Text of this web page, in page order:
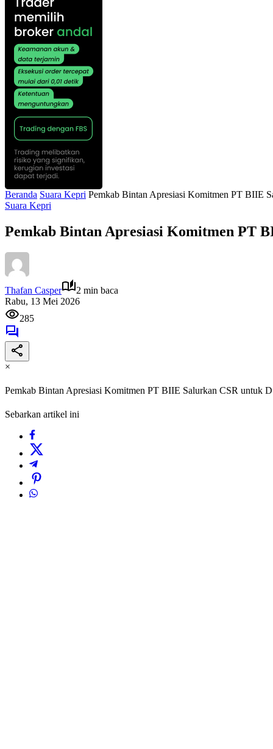
Beranda Suara Kepri Pemkab Bintan Apresiasi Komitmen PT BIIE
Suara Kepri
Pemkab Bintan Apresiasi Komitmen PT
Thafan Casper
2 min baca
Rabu, 13 Mei 2026
285
×
Pemkab Bintan Apresiasi Komitmen PT BIIE Salurkan CSR untuk
Sebarkan artikel ini